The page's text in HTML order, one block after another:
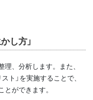
し方」
、分析します。また、
ト」を実施することで、
ができます。